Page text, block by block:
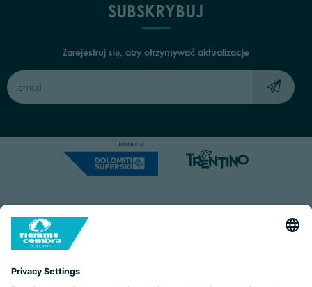
SUBSKRYBUJ
Zarejestruj się, aby otrzymywać aktualizacje
Capitale Sociale: Euro 220.000,00 | VAT: 01901280220
COOKIES IMPRINT